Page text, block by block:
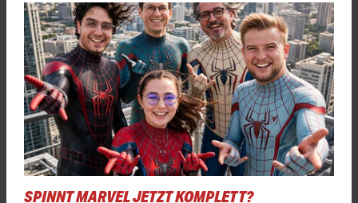
SPINNT MARVEL JETZT KOMPLETT?